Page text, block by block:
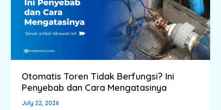
Otomatis Toren Tidak Berfungsi? Ini
Penyebab dan Cara Mengatasinya
July 22, 2026